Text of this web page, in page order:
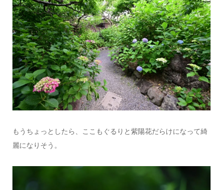
もうちょっとしたら、ここもぐるりと紫陽花だらけになって綺
麗になりそう。